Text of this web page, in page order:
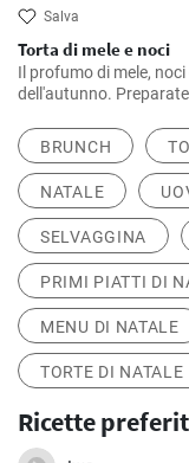
Salva
Torta di mele e noci
Il profumo di mele,
dell'autunno.
BRUNCH
NATALE
SELVAGGINA
PRIMI PIATTI DI
MENU DI NATALE
TORTE DI NATALE
Ricette